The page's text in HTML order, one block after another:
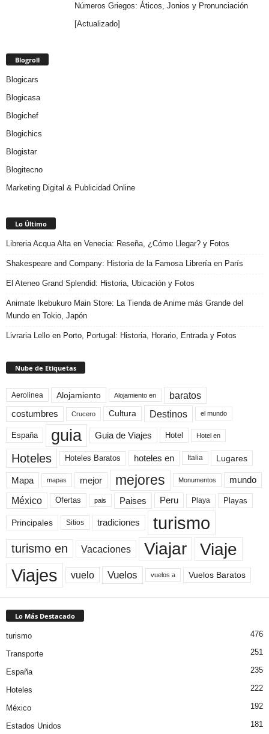
Números Griegos: Áticos, Jonios y Pronunciación
[Actualizado]
Blogroll
Blogicars
Blogicasa
Blogichef
Blogichics
Blogistar
Blogitecno
Marketing Digital & Publicidad Online
Lo Último
Libreria Acqua Alta en Venecia: Reseña, ¿Cómo Llegar? y Fotos
Shakespeare and Company: Historia de la Famosa Librería en París
El Ateneo Grand Splendid: Historia, Ubicación y Fotos
Animate Ikebukuro Main Store: La Tienda de Anime más Grande del
Mundo en Tokio, Japón
Livraria Lello en Porto, Portugal: Historia, Horario, Entrada y Fotos
Nube de Etiquetas
Aerolinea Alojamiento Alojamiento en baratos
costumbres Crucero Cultura Destinos el mundo
España guia Guia de Viajes Hotel Hotel en
Hoteles Hoteles Baratos hoteles en Italia Lugares
Mapa mapas mejor mejores Monumentos mundo
México Ofertas pais Paises Peru Playa Playas
Principales Sitios tradiciones turismo
turismo en Vacaciones Viajar Viaje
Viajes vuelo Vuelos vuelos a Vuelos Baratos
Lo Más Destacado
turismo 476
Transporte 251
España 235
Hoteles 222
México 192
Estados Unidos 181